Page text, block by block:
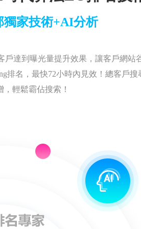
獨家技術+AI分析
達到曝光量提升效果，讓客戶網站
排名，最快72小時內見效！總客
輕鬆霸佔搜索！